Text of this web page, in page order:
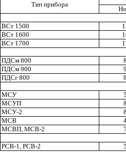
Тип прибора
ВСт 1500
ВСт 1600
ВСт 1700
ПДСм 800
ПДСм 900
ПДСг 800
МСУ
МСУП
МСУ-2
МСВ
МСВП,МСВ-2
РСВ-1,РСВ-2